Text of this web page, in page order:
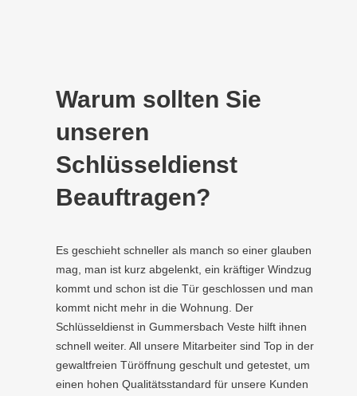
Warum sollten Sie
unseren
Schlüsseldienst
Beauftragen?
Es geschieht schneller als manch so einer glauben
mag, man ist kurz abgelenkt, ein kräftiger Windzug
kommt und schon ist die Tür geschlossen und man
kommt nicht mehr in die Wohnung. Der
Schlüsseldienst in Gummersbach Veste hilft ihnen
schnell weiter. All unsere Mitarbeiter sind Top in der
gewaltfreien Türöffnung geschult und getestet, um
einen hohen Qualitätsstandard für unsere Kunden